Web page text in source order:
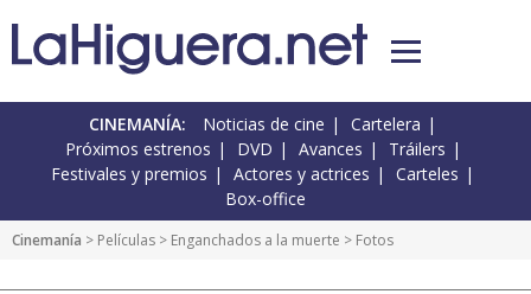
CINEMANÍA: Noticias de cine
Cartelera
Próximos estrenos
DVD Avances
Tráilers
Festivales y premios
Actores y actrices
Carteles
Box-office
Cinemanía > Películas > Enganchados a la muerte > Fotos